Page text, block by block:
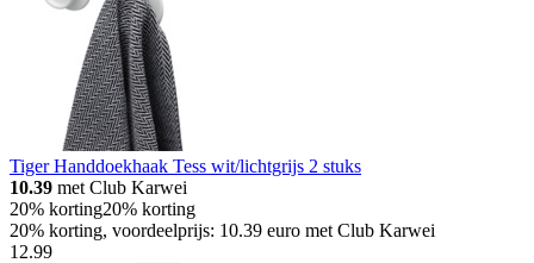
Tiger Handdoekhaak Tess wit/lichtgrijs 2 stuks
10.39 met Club Karwei
20% korting20% korting
20% korting, voordeelprijs: 10.39 euro met Club Karwei
12.99